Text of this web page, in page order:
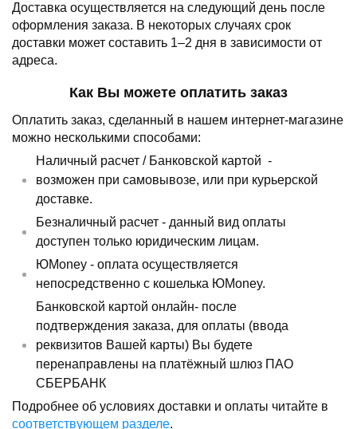
Доставка осуществляется на следующий день после
оформления заказа. В некоторых случаях срок
доставки может составить 1–2 дня в зависимости от
адреса.
Как Вы можете оплатить заказ
Оплатить заказ, сделанный в нашем интернет-магазине
можно несколькими способами:
Наличный расчет / Банковской картой -
возможен при самовывозе, или при курьерской
доставке.
Безналичный расчет - данный вид оплаты
доступен только юридическим лицам.
ЮMoney - оплата осуществляется
непосредственно с кошелька ЮMoney.
Банковской картой онлайн- после
подтверждения заказа, для оплаты (ввода
реквизитов Вашей карты) Вы будете
перенаправлены на платёжный шлюз ПАО
СБЕРБАНК
Подробнее об условиях доставки и оплаты читайте в
соответствующем разделе.